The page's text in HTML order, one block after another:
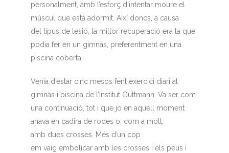
personalment, amb l’esforç d’intentar moure el
múscul que està adormit. Així doncs, a causa
del tipus de lesió, la millor recuperació era la que
podia fer en un gimnàs, preferentment en una
piscina coberta.
Venia d’estar cinc mesos fent exercici diari al
gimnàs i piscina de l’Institut Guttmann. Va ser com
una continuació, tot i que jo en aquell moment
anava en cadira de rodes o, com a molt,
amb dues crosses. Més d’un cop
em vaig embolicar amb les crosses i els peus i